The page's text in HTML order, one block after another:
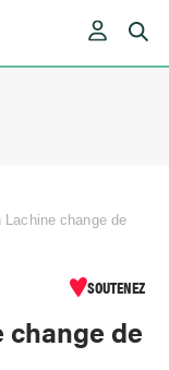
Lachine change de
SOUTENEZ
change de